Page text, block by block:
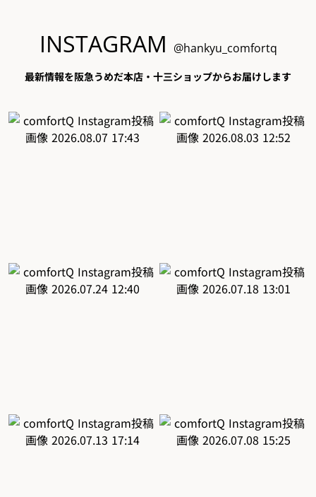
INSTAGRAM @hankyu_comfortq
最新情報を阪急うめだ本店・十三ショップからお届けします